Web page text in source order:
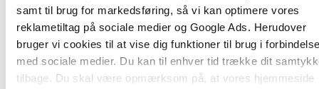
samt til brug for markedsføring, så vi kan optimere vores
reklametiltag på sociale medier og Google Ads. Herudover
bruger vi cookies til at vise dig funktioner til brug i
med sociale medier. Du kan til enhver tid trække dit
tilbage. Du skal være opmærksom på, at vores hjemmeside
Fra ca. 2 år